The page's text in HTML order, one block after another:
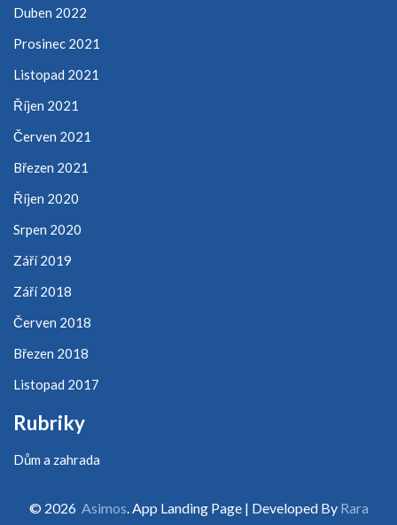
Duben 2022
Prosinec 2021
Listopad 2021
Říjen 2021
Červen 2021
Březen 2021
Říjen 2020
Srpen 2020
Září 2019
Září 2018
Červen 2018
Březen 2018
Listopad 2017
Rubriky
Dům a zahrada
© 2026 Asimos. App Landing Page | Developed By Rara